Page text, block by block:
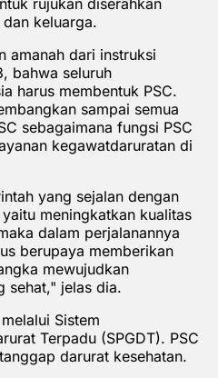
keluarga.
amanah dari instruksi
bahwa seluruh
harus membentuk PSC.
sampai semua
sebagaimana fungsi PSC
kegawatdaruratan di
yang sejalan dengan
meningkatkan kualitas
dalam perjalanannya
berupaya memberikan
mewujudkan
sehat," jelas dia.
Sistem
Terpadu (SPGDT). PSC
darurat kesehatan.